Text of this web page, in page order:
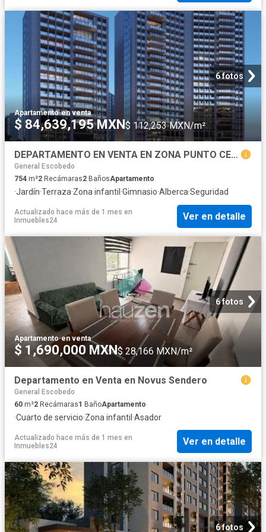
6 fotos
Apartamento·en venta
$ 84,639,195 MXN$ 112,253 MXN/m²
DEPARTAMENTO EN VENTA EN ZONA PUNTO CENTRAL SAN PEDRO GARZA GARCÍA
General Escobedo
754 m²2 Recámaras2 BañosApartamento
·Jardín·Terraza·Zona infantil ·Gimnasio·Alberca·Seguridad
Actualizado hace más de 1 mes en
Inmuebles24
Ver en detalle
6 fotos
Apartamento·en venta
$ 1,690,000 MXN$ 28,166 MXN/m²
Departamento en Venta en Novus Sendero
General Escobedo
60 m²2 Recámaras1 BañoApartamento
·Cuarto de servicio·Zona infantil ·Asador
Actualizado hace más de 1 mes en
Inmuebles24
Ver en detalle
6 fotos